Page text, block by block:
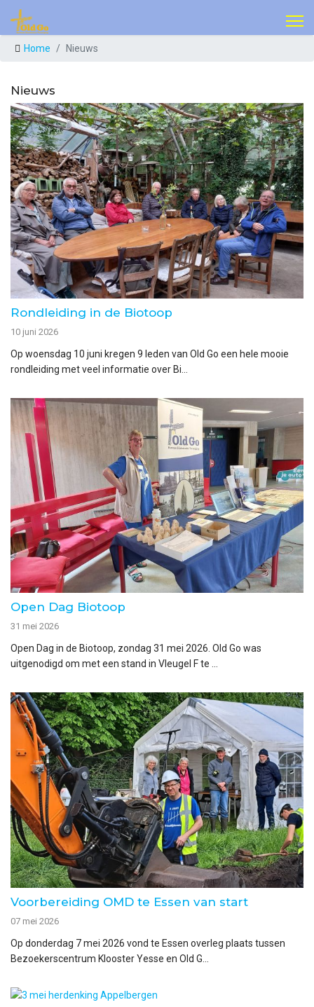
Home Nieuws
Nieuws
Rondleiding in de Biotoop
10 juni 2026
Op woensdag 10 juni kregen 9 leden van Old Go een hele mooie
rondleiding met veel informatie over Bi...
Open Dag Biotoop
31 mei 2026
Open Dag in de Biotoop, zondag 31 mei 2026. Old Go was
uitgenodigd om met een stand in Vleugel F te ...
Voorbereiding OMD te Essen van start
07 mei 2026
Op donderdag 7 mei 2026 vond te Essen overleg plaats tussen
Bezoekerscentrum Klooster Yesse en Old G...